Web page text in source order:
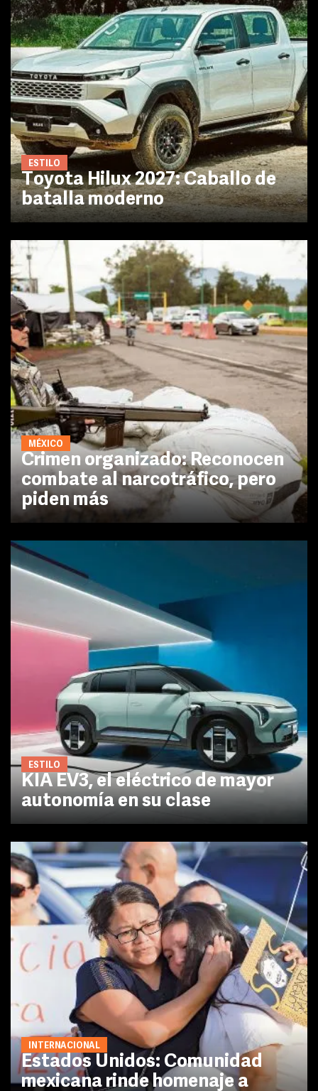
ESTILO
Toyota Hilux 2027: Caballo de
batalla moderno
MÉXICO
Crimen organizado: Reconocen
combate al narcotráfico, pero
piden más
ESTILO
KIA EV3, el eléctrico de mayor
autonomía en su clase
INTERNACIONAL
Estados Unidos: Comunidad
mexicana rinde homenaje a